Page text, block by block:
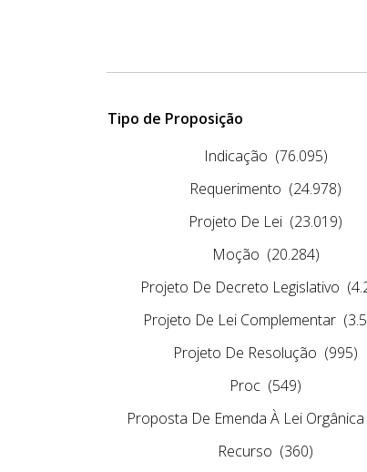
Tipo de Proposição
Indicação (76.095)
Requerimento (24.978)
Projeto De Lei (23.019)
Moção (20.284)
Projeto De Decreto Legislativo
Projeto De Lei Complementar
Projeto De Resolução (995)
Proc (549)
Proposta De Emenda À Lei Orgânica
Recurso (360)